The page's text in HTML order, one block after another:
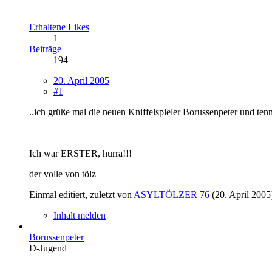
Erhaltene Likes
1
Beiträge
194
20. April 2005
#1
..ich grüße mal die neuen Kniffelspieler Borussenpeter und
Ich war ERSTER, hurra!!!
der volle von tölz
Einmal editiert, zuletzt von ASYLTÖLZER 76 (20. April 2005
Inhalt melden
Borussenpeter
D-Jugend